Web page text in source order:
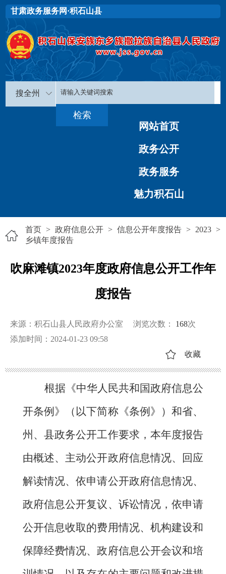
甘肃政务服务网·积石山县
搜全州
网站首页
政务公开
政务服务
魅力积石山
首页 > 政府信息公开 > 信息公开年度报告 > 2023 >
乡镇年度报告
吹麻滩镇2023年度政府信息公开工作年
度报告
来源：积石山县人民政府办公室 浏览次数： 168次
添加时间：2024-01-23 09:58
收藏
根据《中华人民共和国政府信息公
开条例》（以下简称《条例》）和省、
州、县政务公开工作要求，本年度报告
由概述、主动公开政府信息情况、回应
解读情况、依申请公开政府信息情况、
政府信息公开复议、诉讼情况，依申请
公开信息收取的费用情况、机构建设和
保障经费情况、政府信息公开会议和培